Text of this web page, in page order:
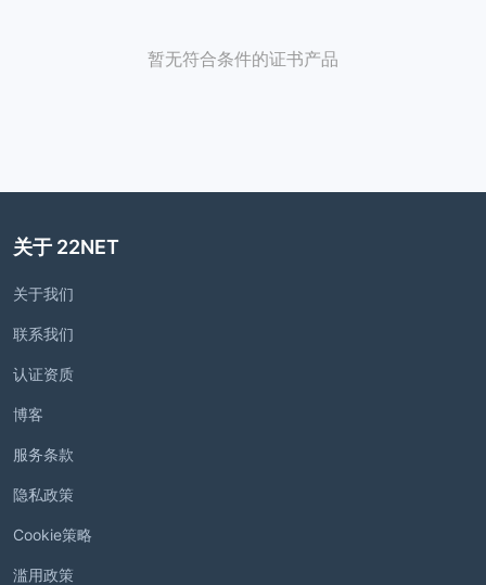
暂无符合条件的证书产品
关于 22NET
关于我们
联系我们
认证资质
博客
服务条款
隐私政策
Cookie策略
滥用政策